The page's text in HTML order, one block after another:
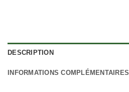
DESCRIPTION
INFORMATIONS COMPLÉMENTAIRES